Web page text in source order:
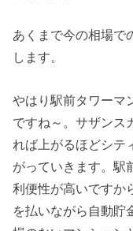
あくまで今の相場で
します。
やはり駅前タワーマ
ですね～。サザンス
れば上がるほどシテ
がっていきます。駅
利便性が高いですか
を払いながら自動貯